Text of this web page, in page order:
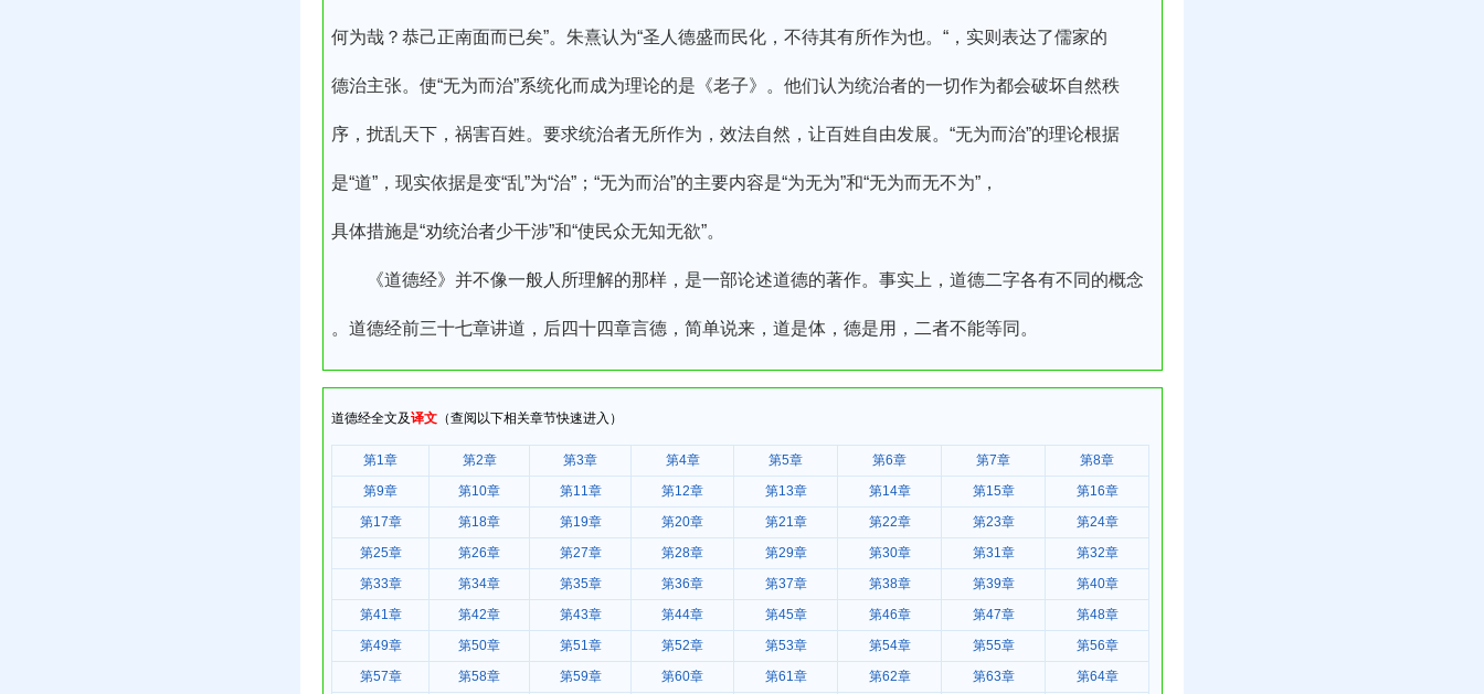
何为哉？恭己正南面而已矣”。朱熹认为“圣人德盛而民化，不待其有所作为也。“，实则表达了儒家的
德治主张。使“无为而治”系统化而成为理论的是《老子》。他们认为统治者的一切作为都会破坏自然秩
序，扰乱天下，祸害百姓。要求统治者无所作为，效法自然，让百姓自由发展。“无为而治”的理论根据
是“道”，现实依据是变“乱”为“治”；“无为而治”的主要内容是“为无为”和“无为而无不为”，
具体措施是“劝统治者少干涉”和“使民众无知无欲”。
《道德经》并不像一般人所理解的那样，是一部论述道德的著作。事实上，道德二字各有不同的概念
。道德经前三十七章讲道，后四十四章言德，简单说来，道是体，德是用，二者不能等同。
道德经全文及译文 （查阅以下相关章节快速进入）
第1章 第2章 第3章 第4章 第5章 第6章 第7章
第8章
第9章
第10章 第11章 第12章 第13章 第14章 第15章
第16章
第17章
第18章 第19章 第20章 第21章 第22章 第23章
第24章
第25章
第26章 第27章 第28章 第29章 第30章 第31章
第32章
第33章
第34章 第35章 第36章 第37章 第38章 第39章
第40章
第41章
第42章 第43章 第44章 第45章 第46章 第47章
第48章
第49章
第50章 第51章 第52章 第53章 第54章 第55章
第56章
第57章
第58章 第59章 第60章 第61章 第62章 第63章 第64章